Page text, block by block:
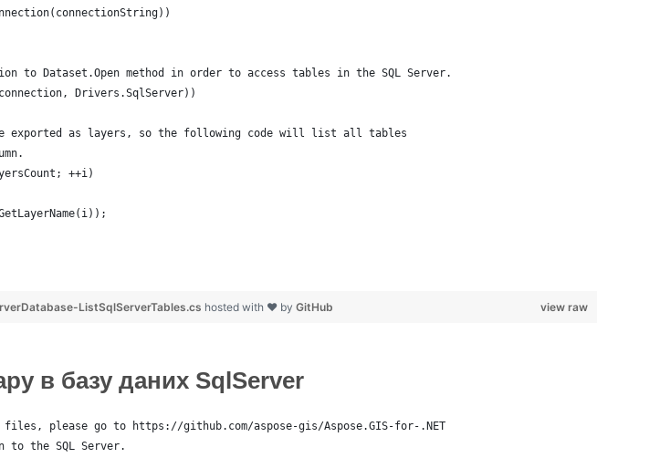
to Dataset.Open method in order to access tables in the SQL Server.
Drivers.SqlServer))
exported as layers, so the following code will list all tables
++i)
view raw
ListSqlServerTables.cs hosted with ❤ by GitHub
в базу даних SqlServer
files, please go to https://github.com/aspose-gis/Aspose.GIS-for-.NET
the SQL Server.